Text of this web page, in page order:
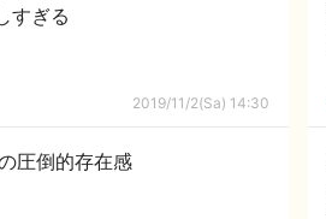
すぎる
2019/11/2(Sa) 14:30
圧倒的存在感